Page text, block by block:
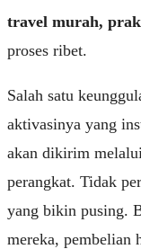
travel murah,
proses ribet.
Salah satu
aktivasinya yang
akan dikirim
perangkat. Tidak
yang bikin pusing.
mereka, pembelian